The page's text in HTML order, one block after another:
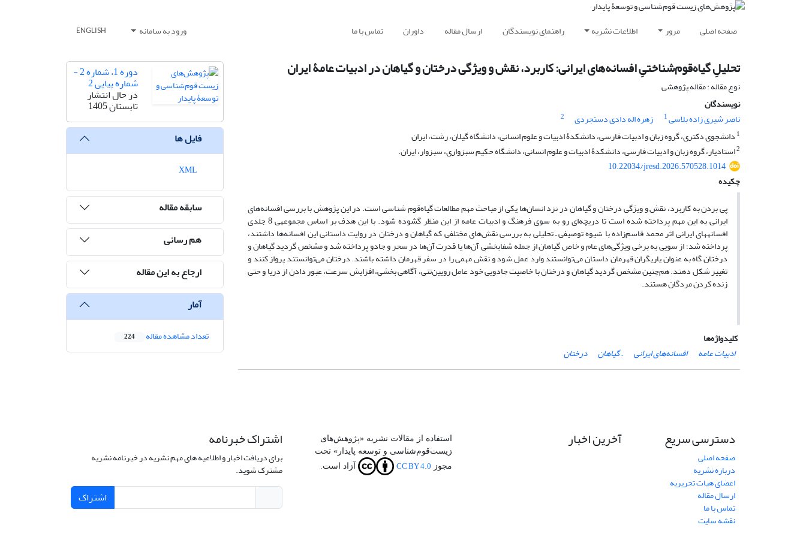
صفحه اصلی مرور اطلاعات نشریه راهنمای نویسندگان ارسال مقاله داوران تماس با ما ورود به سامانه ENGLISH
تحلیلِ ‌گیاه‌قوم‌شناختیِ افسانه‌های ایرانی: کاربرد، نقش و ویژگی درختان و گیاهان در ادبیات عامۀ ایران
نوع مقاله : مقاله پژوهشی
نویسندگان
ناصر شیری زاده بلاسی1 زهره اله دادی دستجردی
2
1 دانشجوی دکتری، گروه زبان و ادبیات فارسی، دانشکدۀ ادبیات و علوم انسانی، دانشگاه گیلان، رشت، ایران
2استادیار، گروه زبان و ادبیات فارسی، دانشکدۀ ادبیات و علوم انسانی، دانشگاه حکیم سبزواری، سبزوار، ایران.
10.22034/jresd.2026.570528.1014
چکیده
پی بردن به کاربرد، نقش و ویژگی‌ درختان و گیاهان در نزد انسا‌ن‌ها یکی از مباحث مهم مطالعات گیاه‌قوم شناسی است. در این پژوهش با بررسی افسانه‌های
ایرانی به این مهم پرداخته شده است تا دریچه‌ای رو به سوی فرهنگ و ادبیات عامه از این منظر گشوده شود. با این هدف بر اساس مجموعه‎ی 8 جلدی
افسانه‎های ایرانی اثر محمد قاسم‌زاده با شیوه توصیفی – تحلیلی به بررسی نقش‌های مختلفی که گیاهان و درختان در روایت داستانی این افسانه‌ها داشتند،
پرداخته شد؛ از سویی به برخی ویژگی‌های عام و خاص گیاهان از جمله شفابخشی آن‌ها یا قدرت آن‌ها در سحر و جادو پرداخته شد و مشخص گردید گیاهان و
درختان گاه به عنوان یاریگران قهرمان داستان می‌توانستند وارد عمل شود و نقش مهمی را در سفر قهرمان داشته باشند. درختان می‌توانستند پرواز کنند و
تغییر شکل دهند. هم‌چنین مشخص گردید گیاهان و درختان با خاصیت جادویی خود عامل رویین‌تنی، آگاهی بخشی، افزایش سرعت، عبور دادن از دریا و حتی
زنده کردن مردگان هستند.
کلیدواژه‌ها
ادبیات عامه
افسانه‌های ایرانی . گیاهان درختان
دوره 1، شماره 2 -
شماره پیاپی 2
در حال انتشار
تابستان 1405
فایل ها
سابقه مقاله
هم رسانی
ارجاع به این مقاله
آمار
تعداد مشاهده مقاله 224
دسترسی سریع
صفحه اصلی
درباره نشریه
اعضای هیات تحریریه
ارسال مقاله
تماس با ما
نقشه سایت
آخرین اخبار
استفاده از مقالات نشریه «پژوهش‌های
زیست‌قوم‌شناسی و توسعه پایدار» تحت
مجوز CC BY 4.0 آزاد است.
اشتراک خبرنامه
برای دریافت اخبار و اطلاعیه های مهم نشریه در خبرنامه نشریه
مشترک شوید.
اشتراک